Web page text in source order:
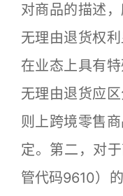
对商品的描述
无理由退货权
在业态上具有
无理由退货应
则上跨境零售
定。第二，对
管代码9610）